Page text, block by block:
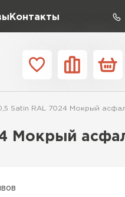
Контакты
Satin RAL 7024 Мокрый
Мокрый